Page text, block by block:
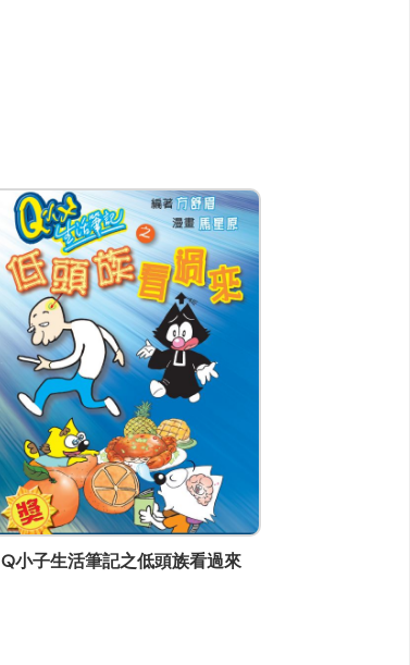
Q小子生活筆記之低頭族看過來